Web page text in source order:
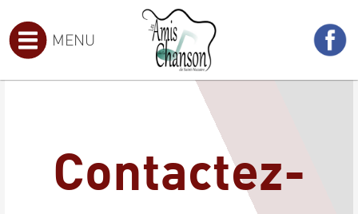
MENU
Contactez-